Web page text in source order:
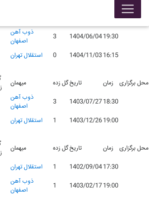
محل برگزاری
ذوب آهن
اصفهان
3 1404/06/0419:30
استقلال تهران 0 1404/11/0316:15
میهمان گل زدهتاریخ زمان
محل برگزاری
ذوب آهن
اصفهان
3 1403/07/2718:30
استقلال تهران 1 1403/12/2619:00
میهمان گل زدهتاریخ زمان
محل برگزاری
استقلال تهران 1 1402/09/0417:30
ذوب آهن
اصفهان
1 1403/02/1719:00